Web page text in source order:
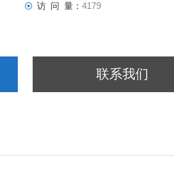
访 问 量：4179
联系我们